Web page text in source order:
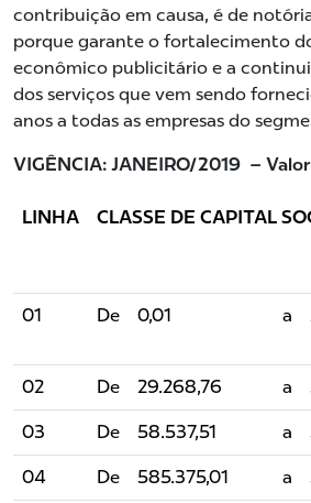
contribuição em causa, é de
porque garante o fortalecimento
econômico publicitário e a
dos serviços que vem sendo
anos a todas as empresas do
VIGÊNCIA: JANEIRO/2019 –
LINHA CLASSE DE CAPITAL
01 De 0,01 a
02 De 29.268,76 a
03 De 58.537,51 a
04 De 585.375,01 a